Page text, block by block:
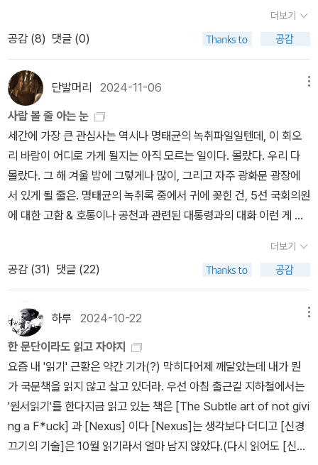
부에서 작용할 수 있습니다. 저자는 AI가 우리에게 미치는 영향에 대
고 지적합니다. 이러한 의식은 우리의 정교한 주관성이 큰 두뇌보다
더 나은 입장을 제공할 수 있음을 시사합니다. 또한 우리가 자유 의지
를 행사하는 것이 AI에 대한 통제를 설정하는 책임을 지는 것이라고
강조합니다. 이는 간단하면서도 어려운 일이며, 변화는 더 나아질 수
있는 가능성이 있습니다. 그는 민주주의가 자기 수정이 가능하지만
독재는 그렇지 않다고 말하며, 민주주의의 중요성을 강조합니다.결국
저자는 AI의 지배가 재앙이 될 가능성을 경고하며, 우리가 직면한 선
택들이 우리의 미래를 결정짓는다고 주장합니다. 그는 인류가 자신의
운명을 결정할 책임이 있으며, 이 격렬한 전투에서 한 순간도 낭비할
여유가 없다고 강조합니다. 저자의 메시지는 명확합니다. 우리는 정
게 중요한 선택의 기로에 서 있다고 경고하고 있습니다. 앞으로 몇 년
동안 우리가 내리는 결정은 AI가 인류에게 희망찬 새로운 장이 될지
아니면 치명적인 오류가 될지를 결정하게 될 것입니다. 이는 단순한
경고가 아니라, 우리 모두가 함께 고민하고 행동해야 할 문제입니다.
인류가 자신의 운명을 스스로 결정할 수 있는 능력을 가지고 있으며,
이러한 능력을 발휘하기 위해서는 정보 네트워크와 기술에 대한 깊은
이해와 비판적 사고가 필요하다고 강조합니다.결론적으로, 단순한 역
나 몰라라의 마음. 350쪽까지 읽은 내가 짚은 이 책의 핵심은 이러하
다. ​컴퓨터(인공지능)는 인간이 조작해야 하는 수동적인 도구가 아니
AI 알고리즘은 인간이 가르쳐 주지 않은 것을 스스로 학습하며 인간
경영진이 예측하지 못한 결정을 내릴(294쪽) 수 있다. 우리 행성의
모든 정보 네트워크는 유기적 연결에 근거해 변화해 왔지만, 컴퓨터
(인공지능)는 인간의 상상력이 부여했던 옛 형태(모니터와 키보드)를
버리고 시공간적 한계를 깨뜨릴 것이다(315쪽). 이제 AI를 '이질적인
지능Alien Intelligence'의 약자로 간주하는 것이 더 나을지도 모른
다(317쪽). ​소셜 미디어 알고리즘의 비극적인 사례로 유발 하라리는
2016-2017년 미얀마에서 페이스북 알고리즘이 반로힝야족 폭력을
공동체를 유지하고 있었다. 2016-2017년 아라칸 로힝야 구세군이
라는 소규모 이슬람 조직이 아라칸/라카인주에서 수십 명의 비무슬림
민간인을 살해하고 납치했다. 미얀마군과 불교 극단주의자들은 로힝
야족에 대한 민족 청소를 시작해 7,000~2만 5,000명에 이르는 비
무장 민간인을 죽이고, 1만 8,000~6만 명의 여성과 남성을 강간하
거나 성폭행했다. 이런 폭력을 부채질한 것은 로힝야족을 향한 극심
한 증오였는데, 선전의 대부분이 페이스북을 통해 퍼져나갔다고 한다
(287쪽). ​인간 개발자와 경영진이 알고리즘에 잔인하고 부정적인 결
정을 내리도록 '입력/지시'하지는 않았을 것이다. 하지만, AI 알고리즘
은 독자적 학습을 통해 판단을 내리고, 결정을 내릴 수 있다. 컴퓨터
(인공지능)의 결정은, 이세돌과 알파고의 결전에서 확인되듯, 인간이
만 희망적인 내용을, 논리 정연하고 세련된 필치로, 정확히 헤아려주
는 그의 매력에 빠졌던 시간이었다. 제목 Nexus의 정의는(p.222)
‘어떤 개체가 특정 관할 구역과 연결된 것’을 의미한다. 즉, AI의 초연
결성을 의미한다. 이 글의 목적은 AI에 대한 정확한 역사적 관점을 제
공하는 것이다. 나는 2024년도 직장에서의 나의 경험을 통해 작가의
관점에 격하게 동의하며 읽었고, 마지막 결론에서 희망을 읽으며 비
관을 넘어서게 되었다. 인쇄술의 혁명은 문자를 생산하고, 문자는 종
교 망상, 가짜 뉴스, 음모론, 마녀 사냥 등의 역기능을 낳았다. 또한,
정보 기술은 민주주의나 전체주의 사상에도 순기능과 역기능 역할을
동시에 감당하며 발전해 왔고, 오늘날엔 인간의 실존을 위협하고 있
다. 무기력한 소수가 된 인간은 이제 적응하고, 살아남아, 번창하기위
해 발버둥치고 있다. 이 책에 가장 많이 반복되는 단어는 fallibility, s
elf-correcting mechanism이다. 전자는 컴퓨터, 즉, 우리가 절대
는 것이다. 이 두가지가 작가가 전체 글을 통해 강조하고 강조하는 것
이 아닌가한다.나는 작년에 처음으로 직장에서 ChatGpt를 활용했
다. 친한 지인이 많이 사용하는걸 알고 있었으나, 자꾸 의존하면 내가
생각하는 힘이 줄어들까봐 일부러 사용하지 않으려고 했는데, 작년
후반부에는 같은 사무실 대부분의 동료가 사용해서 나도 안할 수가
없었다. 처음엔 너무 신세계라서 깜짝 놀랐고 많이 의존했었다. 난 AI
가 틀릴 수 있다는 생각을 못했기에 산출된 내용을 가지고 동료와 협
더보기
공감 (8) 댓글 (0)
단발머리 2024-11-06
사람 볼 줄 아는 눈
세간에 가장 큰 관심사는 역시나 명태균의 녹취파일일텐데, 이 회오
리 바람이 어디로 가게 될지는 아직 모르는 일이다. 몰랐다. 우리 다
몰랐다. 그 해 겨울 밤에 그렇게나 많이, 그리고 자주 광화문 광장에
서 있게 될 줄은. ​명태균의 녹취록 중에서 귀에 꽂힌 건, 5선 국회의원
에 대한 고함 & 호통이나 공천과 관련된 대통령과의 대화 이런 게 아
희가 사람 볼 줄 아는 눈이 있는 겨. 사람을 알아볼 줄 알아. ​​명태균이
'김건희가 사람 볼 줄 아는 사람'이라고 말했을 때 , 그 근거는 김건희
가 명태균, 즉 자신을 알아보았다는 점이다. 그 지점에서만큼은 명태
균에게는 1만큼의 과장도 없어 보이는데, 김건희는 문자 메시지에서
명태균을 선생님, 이라 불렀으니 말이다. ​​​우치다의 주장 중에 마음에
걸리는(동의하지 않는) 부분이 여럿 있기는 해도, 다시 찾게 되는 저
자인데, 그의 책에서 이런 문장을 만나게 되면 '오, 역시~~ 괜찮은
데?' 그런 생각이 든다. ​​ 유대인은 행동하는 자신을 주시하고, 사고하
는 자신을 주시하도록 저주받았다고 사르트르는 쓰고 있다. 그러나
그 저주는 본래 모든 인간에게 부여된 것이 아니었던가? 인간은 스스
로 인간이 되는 것이 아니라, 타인으로부터 받는 승인을 우회하여 비
더보기
공감 (31) 댓글 (22)
하루 2024-10-22
한 문단이라도 읽고 자야지
요즘 내 '읽기' 근황은 약간 기가(?) 막히다어제 깨달았는데 내가 뭔
가 국문책을 읽지 않고 살고 있더라. 우선 아침 출근길 지하철에서는
'원서읽기'를 한다지금 읽고 있는 책은 [The Subtle art of not givi
ng a F*uck] 과 [Nexus] 이다 [Nexus]는 생각보다 더디고 [신경
끄기의 기술]은 10월 읽기라서 얼마 남지 않았다.(다시 읽어도 [신경